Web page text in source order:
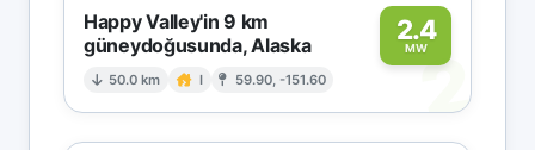
Happy Valley'in 9 km
güneydoğusunda, Alaska
50.0 km I 59.90, -151.60
2.4
MW
2